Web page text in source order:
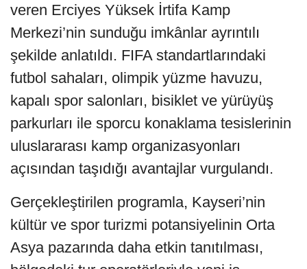
veren Erciyes Yüksek İrtifa Kamp
Merkezi’nin sunduğu imkânlar ayrıntılı
şekilde anlatıldı. FIFA standartlarındaki
futbol sahaları, olimpik yüzme havuzu,
kapalı spor salonları, bisiklet ve yürüyüş
parkurları ile sporcu konaklama tesislerinin
uluslararası kamp organizasyonları
açısından taşıdığı avantajlar vurgulandı.
Gerçekleştirilen programla, Kayseri’nin
kültür ve spor turizmi potansiyelinin Orta
Asya pazarında daha etkin tanıtılması,